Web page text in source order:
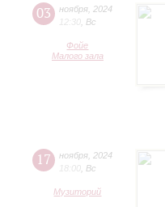
03 ноября 2024
12:30 Вс
Фойе
Малого зала
17 ноября 2024
18:00 Вс
Музиторий